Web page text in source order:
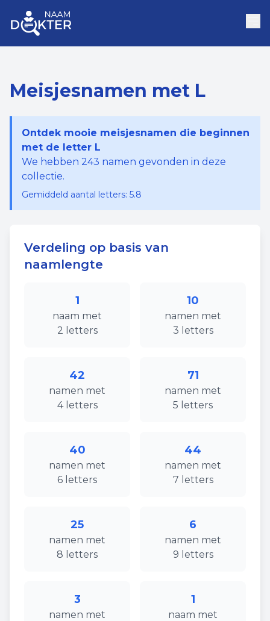
Meisjesnamen met L
Ontdek mooie meisjesnamen die beginnen
met de letter L
We hebben 243 namen gevonden in deze
collectie.
Gemiddeld aantal letters: 5.8
Verdeling op basis van
naamlengte
1
naam met
2 letters
10
namen met
3 letters
42
namen met
4letters
71
namen met
5 letters
40
namen met
6 letters
44
namen met
7 letters
25
namen met
8 letters
6
namen met
9 letters
3
namen met
1
naam met